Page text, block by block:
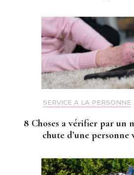
SERVICE A LA PERSONNE
8 Choses a vérifier par un
chute d’une personne